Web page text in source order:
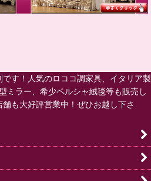
す！人気のロココ調家具、イタリア製
ミラー、希少ペルシャ絨毯等も販売し
も大好評営業中！ぜひお越し下さ